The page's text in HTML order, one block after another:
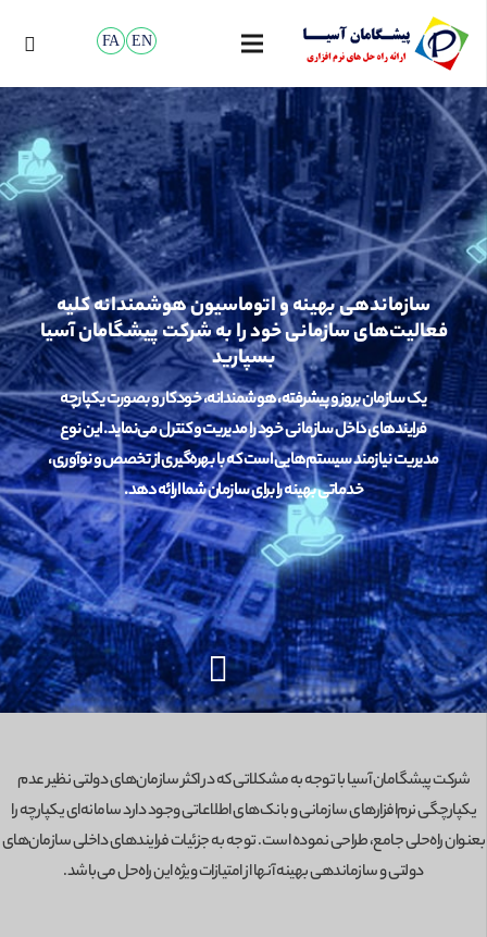
FA EN
سازماندهی بهینه و اتوماسیون هوشمندانه کلیه
فعالیت‌های سازمانی خود را به شرکت پیشگامان آسیا
بسپارید
یک سازمان بروز و پیشرفته، هوشمندانه، خودکار و بصورت یکپارچه
فرایندهای داخل سازمانی خود را مدیریت و کنترل می‌نماید. این نوع
مدیریت نیازمند سیستم‌هایی است که با بهره‌گیری از تخصص و نوآوری،
خدماتی بهینه را برای سازمان شما ارائه دهد.
شرکت پیشگامان آسیا با توجه به مشکلاتی که در اکثر سازمان‌های دولتی نظیر عدم
یکپارچگی نرم‌افزارهای سازمانی و بانک‌های اطلاعاتی وجود دارد سامانه‌‌ای یکپارچه را
بعنوان راه‌حلی جامع، طراحی نموده است. توجه به جزئیات فرایندهای داخلی سازمان‌های
دولتی و سازماندهی بهینه آنها از امتیازات ویژه این راه‌حل می‌باشد.